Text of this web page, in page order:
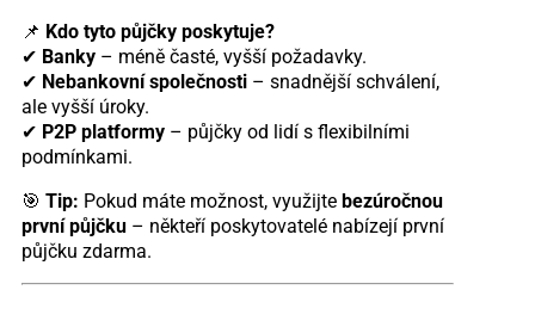
📌 Kdo tyto půjčky poskytuje?
✔ Banky– méně časté, vyšší požadavky.
✔ Nebankovní společnosti– snadnější schválení,
ale vyšší úroky.
✔ P2P platformy– půjčky od lidí s flexibilními
podmínkami.
🎯 Tip: Pokud máte možnost, využijte bezúročnou
první půjčku– někteří poskytovatelé nabízejí první
půjčku zdarma.